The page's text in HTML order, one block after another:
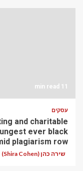
11 min read
עסקים
and charitable
ever black
plagiarism row
שירה כהן (Shira Cohen)